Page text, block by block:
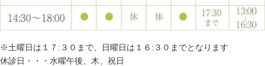
※土曜日は１７:３０まで、日曜日は１６:３０までとなります
休診日・・・水曜午後、木、祝日